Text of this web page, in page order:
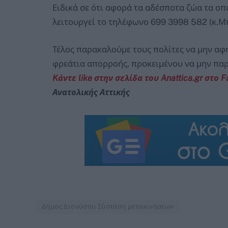
Ειδικά σε ότι αφορά τα αδέσποτα ζώα τα
λειτουργεί το τηλέφωνο 699 3998 582
Τέλος παρακαλούμε τους πολίτες να μην
φρεάτια απορροής, προκειμένου να μην
Kάντε like στην σελίδα του Anattica.gr στο
Ανατολικής Αττικής
Δήμος Διονύσου Σύσταση μετακινήσεων